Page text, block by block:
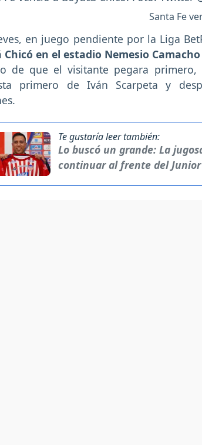
Santa Fe
en juego pendiente por la Liga
Chicó en el estadio Nemesio
de que el visitante pegara primero,
primero de Iván Scarpeta y
Te gustaría leer también:
Lo buscó un grande: La
continuar al frente del Junior